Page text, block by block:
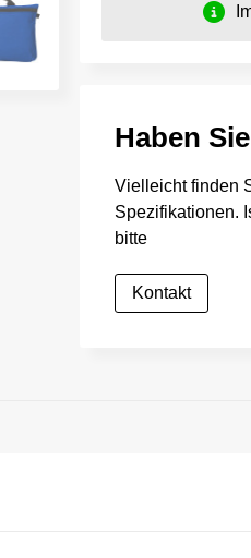
Haben
Vielleicht finden
Spezifikationen.
bitte
Kontakt